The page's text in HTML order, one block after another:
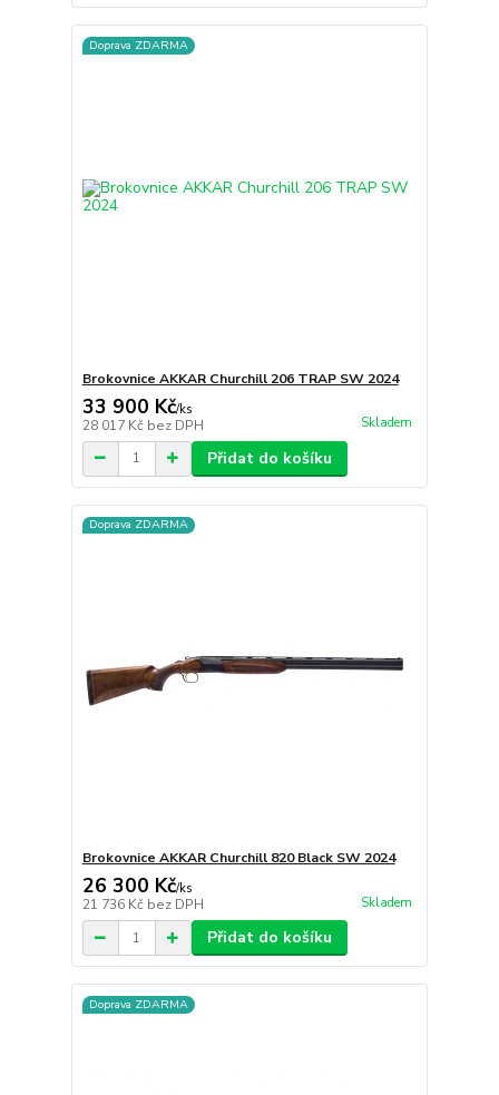
Doprava ZDARMA
Brokovnice AKKAR Churchill 206 TRAP SW 2024
33 900 Kč/ks
28 017 Kč bez DPH Skladem
Přidat do košíku
Doprava ZDARMA
Brokovnice AKKAR Churchill 820 Black SW 2024
26 300 Kč/ks
21 736 Kč bez DPH Skladem
Přidat do košíku
Doprava ZDARMA